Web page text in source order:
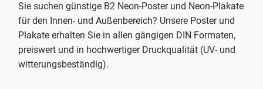
Sie suchen günstige B2 Neon-Poster und Neon-Plakate
für den Innen- und Außenbereich? Unsere Poster und
Plakate erhalten Sie in allen gängigen DIN Formaten,
preiswert und in hochwertiger Druckqualität (UV- und
witterungsbeständig).